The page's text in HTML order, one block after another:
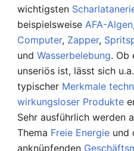
wichtigsten
beispielsweiseAFA-Algen
Computer, Zapper,
undWasserbelebung. Ob
unseriös ist, lässt sich
typischer Merkmale
wirkungsloser Produkte
Sehr ausführlich werden
Thema Freie Energie und
anknüpfenden